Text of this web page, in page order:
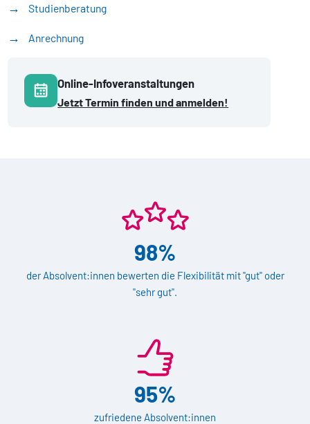
Studienberatung
Anrechnung
Online-Infoveranstaltungen
Jetzt Termin finden und anmelden!
98%
der Absolvent:innen bewerten die Flexibilität mit "gut" oder
"sehr gut".
95%
zufriedene Absolvent:innen